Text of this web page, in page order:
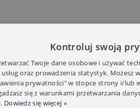
Kontroluj swoją
Twoje dane osobowe i używać
oraz prowadzenia statystyk. Możesz
prywatności" w stopce strony i/lub
się z warunkami przetwarzania
Dowiedz się więcej »